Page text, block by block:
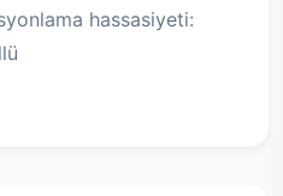
hassasiyeti: